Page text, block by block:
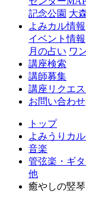
記念公園 大
よみカル情報
イベント情報
月の占い ワ
講座検索
講師募集
講座リクエス
お問い合わせ
トップ
よみうりカ
音楽
管弦楽・ギ
他
癒やしの竪琴